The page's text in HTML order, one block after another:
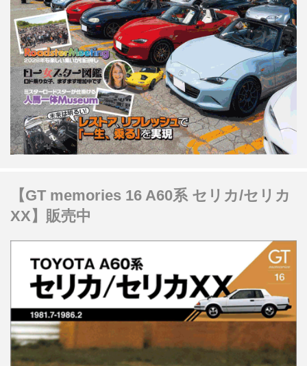
【GT memories 16 A60系 セリカ/セリカ
XX】販売中